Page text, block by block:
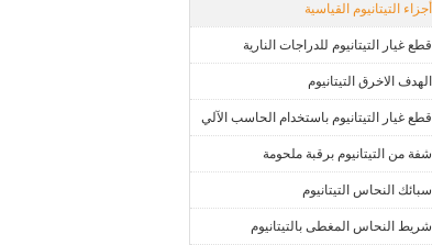
أجزاء التيتانيوم القياسية
قطع غيار التيتانيوم للدراجات النارية
الهدف الاخرق التيتانيوم
قطع غيار التيتانيوم باستخدام الحاسب الآلي
شفة من التيتانيوم برقبة ملحومة
سبائك النحاس التيتانيوم
شريط النحاس المغطى بالتيتانيوم